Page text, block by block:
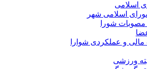
شهر
شوارا